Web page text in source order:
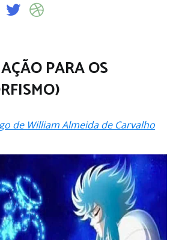
PARA OS
de William Almeida de Carvalho